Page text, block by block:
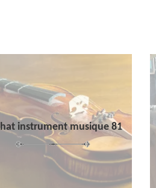
instrument musique 81